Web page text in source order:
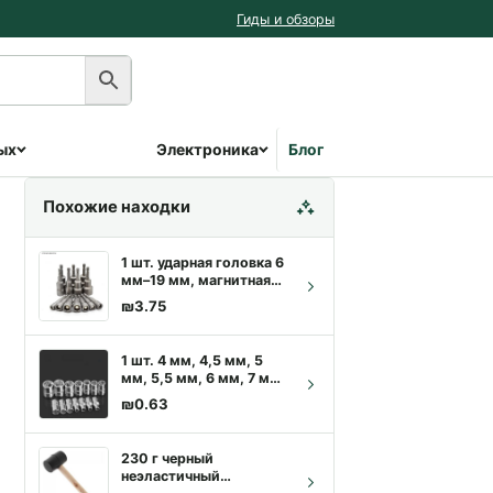
Гиды и обзоры
Электроника Блог
Похожие находки
1 шт. ударная головка 6
мм–19 мм, магнитная
отвертка с гайкой,
набор шестигранных
ключей 1/4 дюйма,
ударных дрелей и набор
головок
₪3.75
1 шт. 4 мм, 4,5 мм, 5
мм, 5,5 мм, 6 мм, 7 мм,
8 мм, 9 мм, 10 мм, 11
мм, 12 мм, 13 мм, 14
мм, 1/4 дюйма,
торцевой ключ с
двухсторонним
креплением, ручной
₪0.63
230 г черный
неэластичный